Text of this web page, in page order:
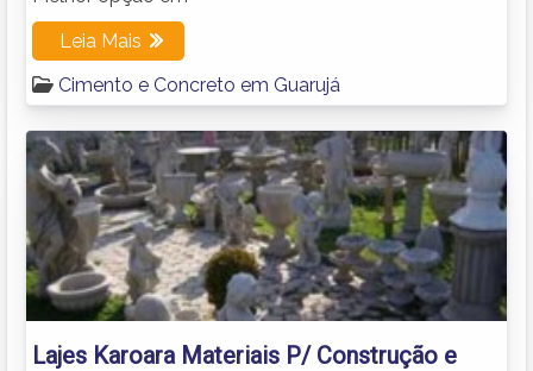
Leia Mais
Cimento e Concreto em Guarujá
Lajes Karoara Materiais P/ Construção e